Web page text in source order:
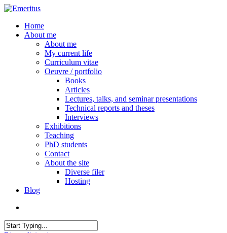
Skip
main
content
search
Menu
Home
About me
About me
My current life
Curriculum vitae
Oeuvre / portfolio
Books
Articles
Lectures, talks, and seminar presentations
Technical reports and theses
Interviews
Exhibitions
Teaching
PhD students
Contact
About the site
Diverse filer
Hosting
Blog